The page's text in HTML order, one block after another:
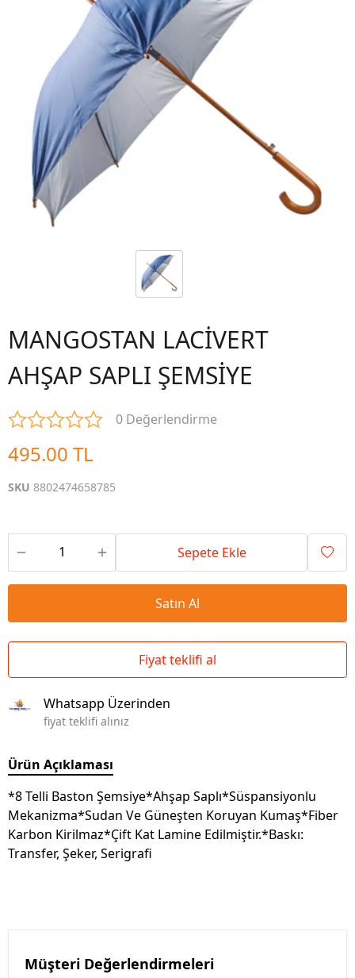
MANGOSTAN LACİVERT
AHŞAP SAPLI ŞEMSİYE
0 Değerlendirme
495.00 TL
SKU 8802474658785
Sepete Ekle
Satın Al
Fiyat teklifi al
Whatsapp Üzerinden
fiyat teklifi alınız
Ürün Açıklaması
*8 Telli Baston Şemsiye*Ahşap Saplı*Süspansiyonlu
Mekanizma*Sudan Ve Güneşten Koruyan Kumaş*Fiber
Karbon Kirilmaz*Çift Kat Lamine Edilmiştir.*Baskı:
Transfer, Şeker, Serigrafi
Müşteri Değerlendirmeleri